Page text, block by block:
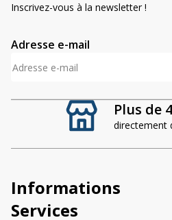
Plus de
directement
Inscrivez-vous à la newsletter !
Adresse e-mail
A
t
i
v
e
Informations
Services